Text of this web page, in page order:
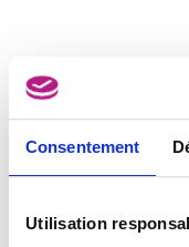
Consentement
Utilisation
Lierre 1901 - La Hulpe 1992
Dasveldt Jan
Daum Antonin
JÉRÔME II DU